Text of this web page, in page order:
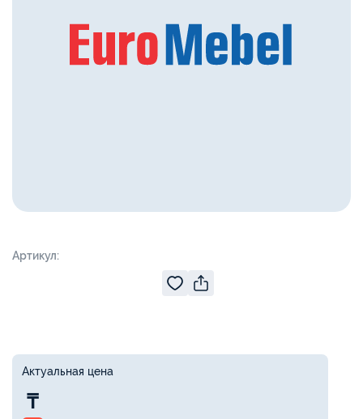
Артикул:
Актуальная цена
₸